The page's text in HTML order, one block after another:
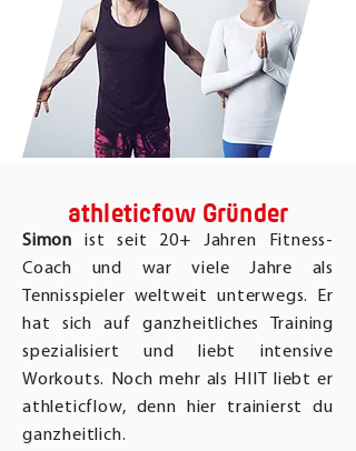
athleticfow Gründer
Simon ist seit 20+ Jahren Fitness-
Coach und war viele Jahre als
Tennisspieler weltweit unterwegs. Er
hat sich auf ganzheitliches Training
spezialisiert und liebt intensive
Workouts. Noch mehr als HIIT liebt er
athleticflow, denn hier trainierst du
ganzheitlich.